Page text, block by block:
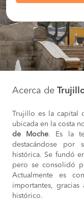
Acerca de
Trujillo es la capital
ubicada en la costa
de Moche. Es la
destacándose por
histórica. Se fundó
pero se consolidó
Actualmente es
importantes,
histórico.